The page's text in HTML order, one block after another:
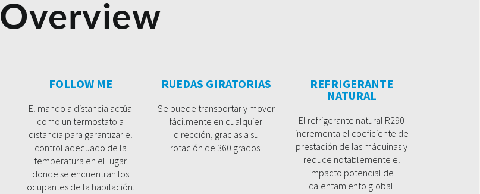
Overview
FOLLOW ME
El mando a distancia actúa
como un termostato a
distancia para garantizar el
control adecuado de la
temperatura en el lugar
donde se encuentran los
ocupantes de la habitación.
RUEDAS GIRATORIAS
Se puede transportar y mover
fácilmente en cualquier
dirección, gracias a su
rotación de 360 grados.
REFRIGERANTE
NATURAL
El refrigerante natural R290
incrementa el coeficiente de
prestación de las máquinas y
reduce notablemente el
impacto potencial de
calentamiento global.